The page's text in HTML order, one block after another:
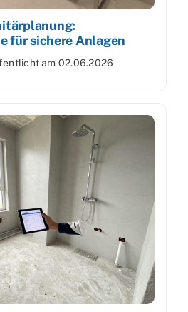
für sichere Anlagen
am 02.06.2026